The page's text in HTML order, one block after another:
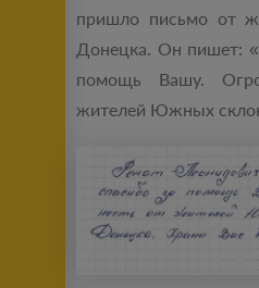
пришло письмо от
Донецка. Он пишет:
помощь Вашу.
жителей Южных